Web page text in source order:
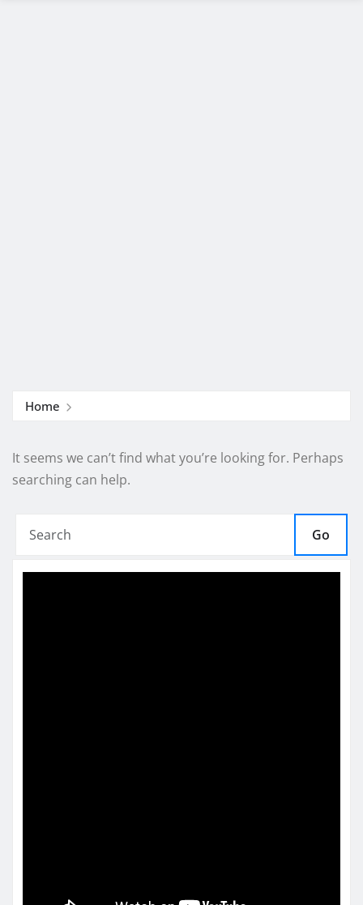
Home
It seems we can’t find what you’re looking for. Perhaps
searching can help.
Go